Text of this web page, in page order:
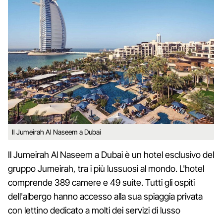
Il Jumeirah Al Naseem a Dubai
Il Jumeirah Al Naseem a Dubai è un hotel esclusivo del
gruppo Jumeirah, tra i più lussuosi al mondo. L'hotel
comprende 389 camere e 49 suite. Tutti gli ospiti
dell'albergo hanno accesso alla sua spiaggia privata
con lettino dedicato a molti dei servizi di lusso